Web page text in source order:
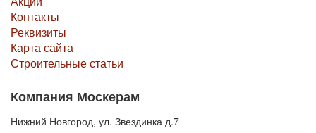
Контакты
Реквизиты
Карта сайта
Строительные статьи
Компания Москерам
Нижний Новгород, ул. Звездинка д.7